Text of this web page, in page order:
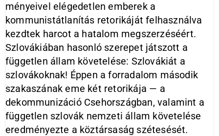
ményeivel elégedetlen emberek a
kommunistátlanítás retorikáját fel­használva
kezdtek harcot a hatalom megszerzéséért.
Szlovákiában hason­ló szerepet játszott a
független állam követelése: Szlovákiát a
szlovákok­nak! Éppen a forradalom második
szakaszának eme két retorikája — a
dekommunizáció Csehországban, va­lamint a
független szlovák nemzeti állam követelése
eredményezte a köztársaság szétesését.